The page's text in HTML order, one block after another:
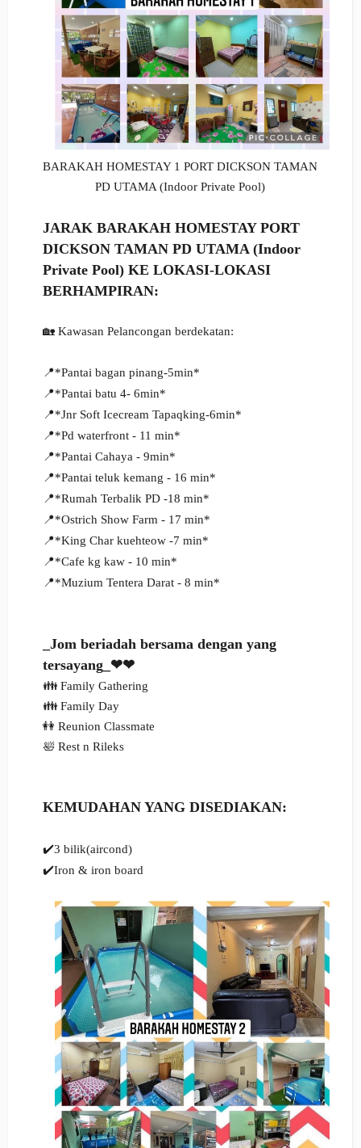
BARAKAH HOMESTAY 1 PORT DICKSON TAMAN
PD UTAMA (Indoor Private Pool)
JARAK BARAKAH HOMESTAY PORT
DICKSON TAMAN PD UTAMA (Indoor
Private Pool)KE LOKASI-LOKASI
BERHAMPIRAN:
🏡 Kawasan Pelancongan berdekatan:
📍*Pantai bagan pinang-5min*
📍*Pantai batu 4- 6min*
📍*Jnr Soft Icecream Tapaqking-6min*
📍*Pd waterfront - 11 min*
📍*Pantai Cahaya - 9min*
📍*Pantai teluk kemang - 16 min*
📍*Rumah Terbalik PD -18 min*
📍*Ostrich Show Farm - 17 min*
📍*King Char kuehteow -7 min*
📍*Cafe kg kaw - 10 min*
📍*Muzium Tentera Darat - 8 min*
_Jom beriadah bersama dengan yang
tersayang_❤❤
👪 Family Gathering
👪 Family Day
👭 Reunion Classmate
🛀 Rest n Rileks
KEMUDAHAN YANG DISEDIAKAN:
✔️3 bilik(aircond)
✔️Iron & iron board